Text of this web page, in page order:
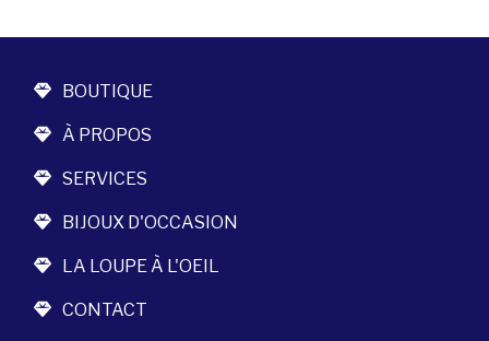
BOUTIQUE
À PROPOS
SERVICES
BIJOUX D'OCCASION
LA LOUPE À L'OEIL
CONTACT